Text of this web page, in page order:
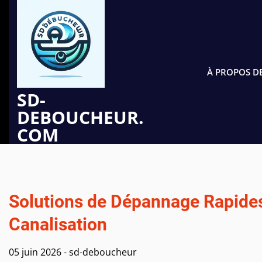
contenu
SD-
DEBOUCHEUR.
COM
À PROPOS
Solutions de Dépannage
Canalisation
05 juin 2026-sd-deboucheur